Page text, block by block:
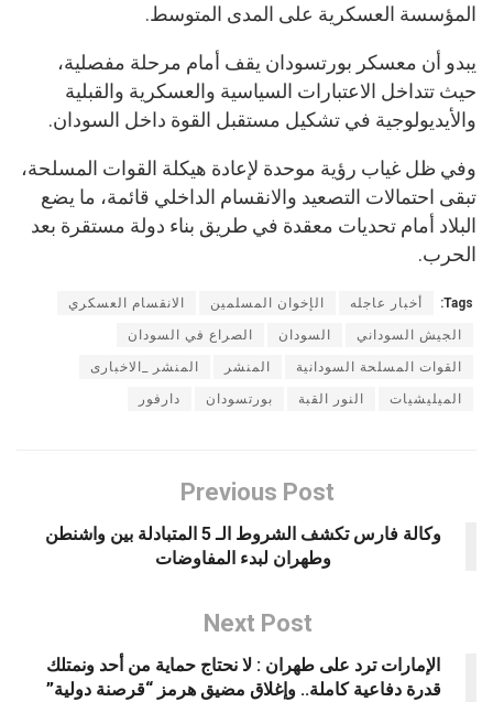
المؤسسة العسكرية على المدى المتوسط.
يبدو أن معسكر بورتسودان يقف أمام مرحلة مفصلية،
حيث تتداخل الاعتبارات السياسية والعسكرية والقبلية
والأيديولوجية في تشكيل مستقبل القوة داخل السودان.
وفي ظل غياب رؤية موحدة لإعادة هيكلة القوات المسلحة،
تبقى احتمالات التصعيد والانقسام الداخلي قائمة، ما يضع
البلاد أمام تحديات معقدة في طريق بناء دولة مستقرة بعد
الحرب.
Tags: أخبار عاجله الإخوان المسلمين الانقسام العسكري
الجيش السوداني السودان الصراع في السودان
القوات المسلحة السودانية المنشر المنشر _الاخبارى
الميليشيات النور القبة بورتسودان دارفور
Previous Post
وكالة فارس تكشف الشروط الـ 5 المتبادلة بين واشنطن
وطهران لبدء المفاوضات
Next Post
الإمارات ترد على طهران : لا نحتاج حماية من أحد ونمتلك
قدرة دفاعية كاملة.. وإغلاق مضيق هرمز “قرصنة دولية”